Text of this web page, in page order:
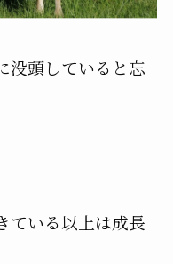
没頭していると忘
ている以上は成長